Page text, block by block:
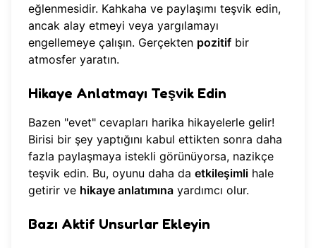
eğlenmesidir. Kahkaha ve paylaşımı teşvik edin,
ancak alay etmeyi veya yargılamayı
engellemeye çalışın. Gerçekten pozitif bir
atmosfer yaratın.
Hikaye Anlatmayı Teşvik Edin
Bazen "evet" cevapları harika hikayelerle gelir!
Birisi bir şey yaptığını kabul ettikten sonra daha
fazla paylaşmaya istekli görünüyorsa, nazikçe
teşvik edin. Bu, oyunu daha da etkileşimli hale
getirir ve hikaye anlatımına yardımcı olur.
Bazı Aktif Unsurlar Ekleyin